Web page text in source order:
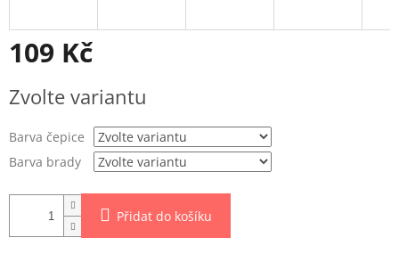
109 Kč
cena:
Zvolte variantu
Barva čepice
Barva brady
Přidat do košíku